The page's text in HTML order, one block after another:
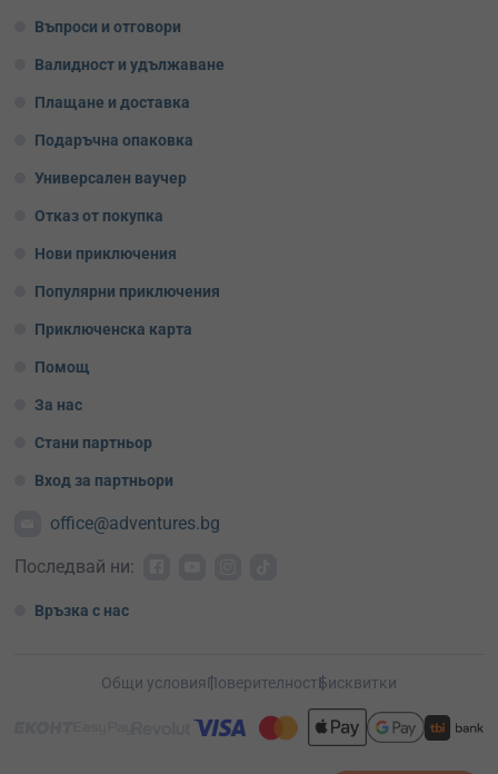
Въпроси и отговори
Валидност и удължаване
Плащане и доставка
Подаръчна опаковка
Универсален ваучер
Отказ от покупка
Нови приключения
Популярни приключения
Приключенска карта
Помощ
За нас
Стани партньор
Вход за партньори
office@adventures.bg
Последвай ни:
Връзка с нас
Общи условияПоверителностБисквитки